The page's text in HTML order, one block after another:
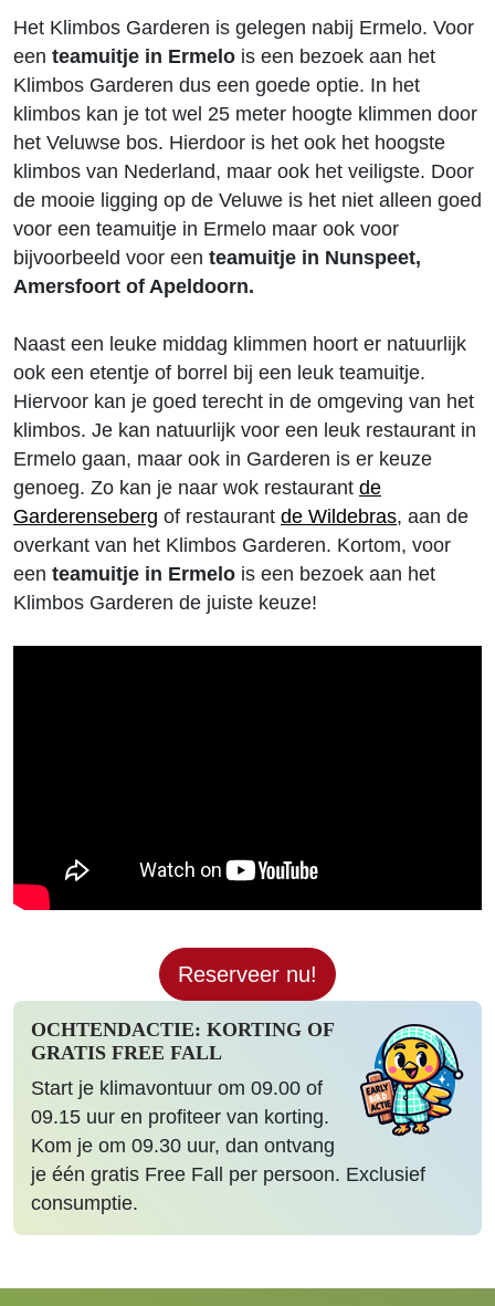
Het Klimbos Garderen is gelegen nabij Ermelo. Voor
een teamuitje in Ermelo is een bezoek aan het
Klimbos Garderen dus een goede optie. In het
klimbos kan je tot wel 25 meter hoogte klimmen door
het Veluwse bos. Hierdoor is het ook het hoogste
klimbos van Nederland, maar ook het veiligste. Door
de mooie ligging op de Veluwe is het niet alleen goed
voor een teamuitje in Ermelo maar ook voor
bijvoorbeeld voor een teamuitje in Nunspeet,
Amersfoort of Apeldoorn.
Naast een leuke middag klimmen hoort er natuurlijk
ook een etentje of borrel bij een leuk teamuitje.
Hiervoor kan je goed terecht in de omgeving van het
klimbos. Je kan natuurlijk voor een leuk restaurant in
Ermelo gaan, maar ook in Garderen is er keuze
genoeg. Zo kan je naar wok restaurant de
Garderenseberg of restaurant de Wildebras, aan de
overkant van het Klimbos Garderen. Kortom, voor
een teamuitje in Ermelo is een bezoek aan het
Klimbos Garderen de juiste keuze!
Reserveer nu!
OCHTENDACTIE: KORTING OF
GRATIS FREE FALL
Start je klimavontuur om 09.00 of
09.15 uur en profiteer van korting.
Kom je om 09.30 uur, dan ontvang
je één gratis Free Fall per persoon. Exclusief
consumptie.